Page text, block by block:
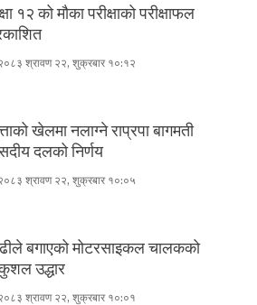
१२ को मौका परीक्षाको परीक्षाफल
श्रावण २२, शुक्रबार १०:१२
खेलमा नलाग्ने राप्रपा बागमती
दलको निर्णय
श्रावण २२, शुक्रबार १०:०५
बगाएको मोटरसाइकल चालकको
उद्धार
श्रावण २२, शुक्रबार १०:०१